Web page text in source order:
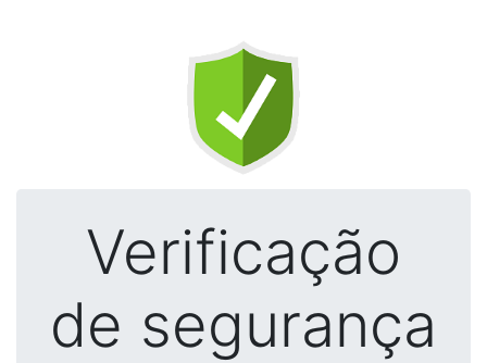
Verificação
de segurança